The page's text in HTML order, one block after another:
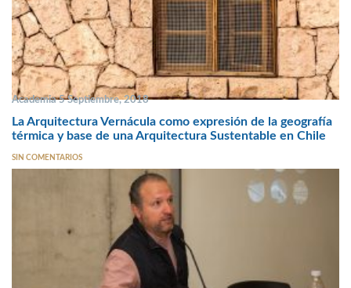
Academia 5 Septiembre, 2018
La Arquitectura Vernácula como expresión de la geografía
térmica y base de una Arquitectura Sustentable en Chile
SIN COMENTARIOS